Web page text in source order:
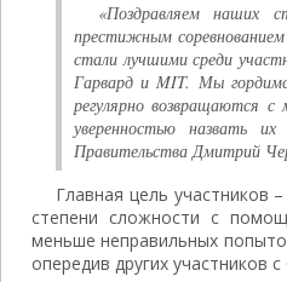
«Поздравляем наших
престижным
стали лучшими среди
Гарвард и MIT. Мы
регулярно возвращаются
уверенностью назвать
Правительства Дмитрий
Главная цель участников
степени сложности с
меньше неправильных
опередив других участников